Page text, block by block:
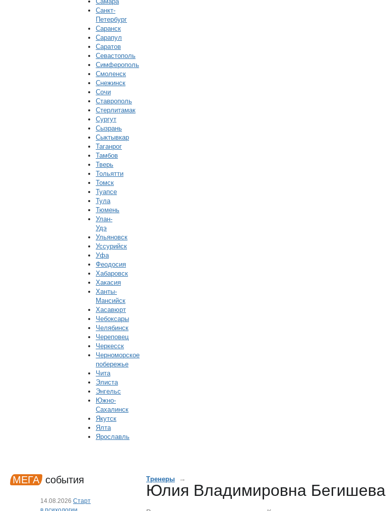
Санкт-
Петербург
Саранск
Сарапул
Саратов
Севастополь
Симферополь
Смоленск
Снежинск
Сочи
Ставрополь
Стерлитамак
Сургут
Сызрань
Сыктывкар
Таганрог
Тамбов
Тверь
Тольятти
Томск
Туапсе
Тула
Тюмень
Улан-
Удэ
Ульяновск
Уссурийск
Уфа
Феодосия
Хабаровск
Хакасия
Ханты-
Мансийск
Хасавюрт
Чебоксары
Челябинск
Череповец
Черкесск
Черноморское
побережье
Чита
Элиста
Энгельс
Южно-
Сахалинск
Якутск
Ялта
Ярославль
Тренеры →
Юлия Владимировна Бегишева
МЕГА события
14.08.2026 Старт